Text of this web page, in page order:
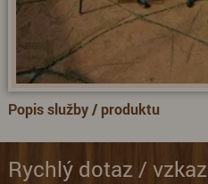
Popis služby / produktu
Rychlý dotaz / vzkaz